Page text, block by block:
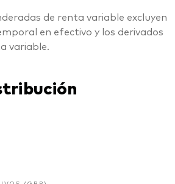
de renta variable excluyen
en efectivo y los derivados
variable.